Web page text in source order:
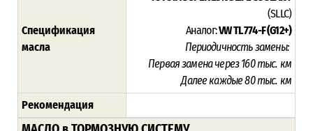
Спецификация
масла
(SLLC)
Аналог:VW TL 774-F (G12+)
Периодичность замены:
Первая замена через 160 тыс. км
Далее каждые 80 тыс. км
Рекомендация